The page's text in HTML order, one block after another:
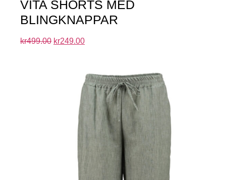
VITA SHORTS MED
BLINGKNAPPAR
kr499.00 kr249.00